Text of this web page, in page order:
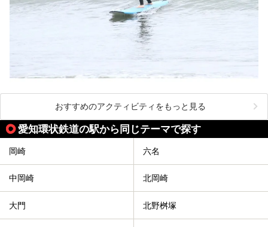
おすすめのアクティビティをもっと見る
愛知環状鉄道の駅から同じテーマで探す
岡崎 六名
中岡崎 北岡崎
大門 北野桝塚